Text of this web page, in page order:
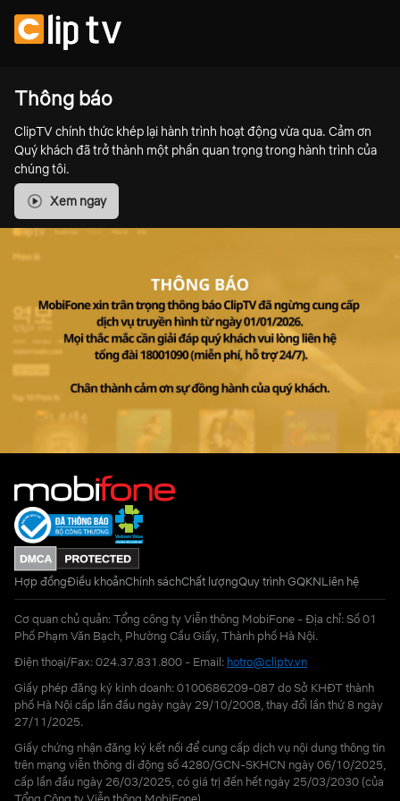
Thông báo
ClipTV chính thức khép lại hành trình hoạt động vừa qua. Cảm ơn
Quý khách đã trở thành một phần quan trọng trong hành trình của
chúng tôi.
Xem ngay
Hợp đồngĐiều khoảnChính sáchChất lượngQuy trình GQKNLiên hệ
Cơ quan chủ quản: Tổng công ty Viễn thông MobiFone - Địa chỉ: Số 01
Phố Phạm Văn Bạch, Phường Cầu Giấy, Thành phố Hà Nội.
Điện thoại/Fax: 024.37.831.800 - Email: hotro@cliptv.vn
Giấy phép đăng ký kinh doanh: 0100686209-087 do Sở KHĐT thành
phố Hà Nội cấp lần đầu ngày ngày 29/10/2008, thay đổi lần thứ 8 ngày
27/11/2025.
Giấy chứng nhận đăng ký kết nối để cung cấp dịch vụ nội dung thông tin
trên mạng viễn thông di động số 4280/GCN-SKHCN ngày 06/10/2025,
cấp lần đầu ngày 26/03/2025, có giá trị đến hết ngày 25/03/2030 (của